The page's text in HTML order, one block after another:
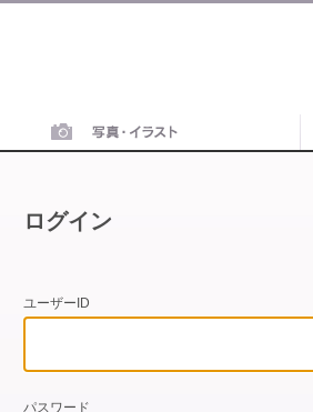
ログイン
ユーザーID
パスワード